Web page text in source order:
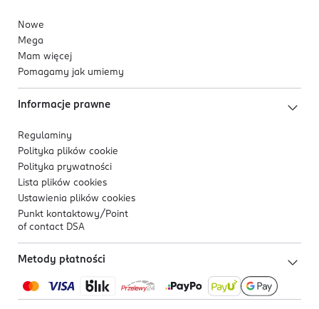
Nowe
Mega
Mam więcej
Pomagamy jak umiemy
Informacje prawne
Regulaminy
Polityka plików cookie
Polityka prywatności
Lista plików cookies
Ustawienia plików cookies
Punkt kontaktowy/ Point
of contact DSA
Metody płatności